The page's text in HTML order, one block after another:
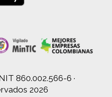
860.002.566-6 ·
2026